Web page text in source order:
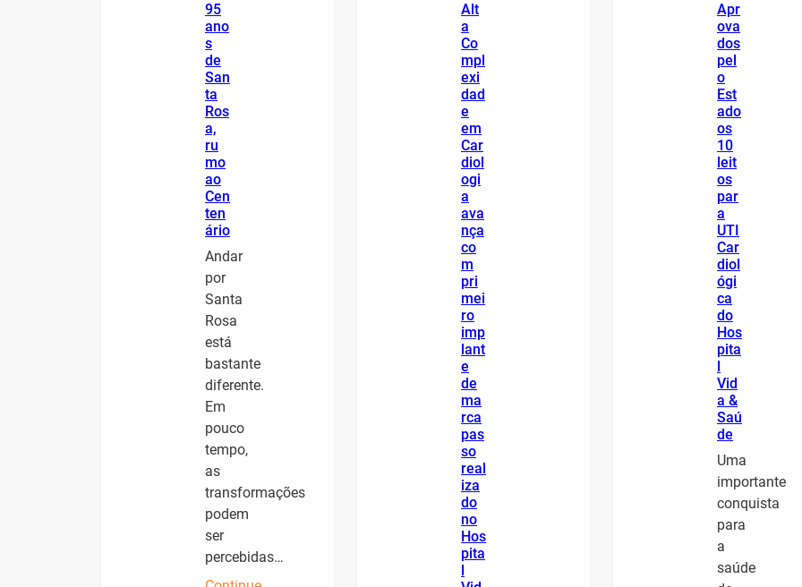
95
ano
s
de
San
ta
Ros
a,
ru
mo
ao
Cen
ten
ário
Andar
por
Santa
Rosa
está
bastante
diferente.
Em
pouco
tempo,
as
transformações
podem
ser
percebidas…
Alt
a
Co
mpl
exi
dad
e
em
Car
diol
ogi
a
ava
nça
co
m
pri
mei
ro
imp
lant
e
de
ma
rca
pas
so
real
iza
do
no
Hos
pita
Apr
ova
dos
pel
o
Est
ado
os
10
leit
os
par
a
UTI
Car
diol
ógi
ca
do
Hos
pita
Vid
a &
Saú
de
Uma
importante
conquista
para
a
saúde